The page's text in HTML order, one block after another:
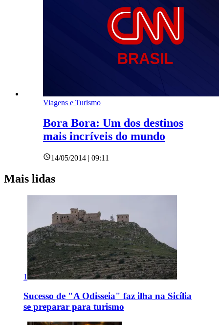
Viagens e Turismo
Bora Bora: Um dos destinos
mais incríveis do mundo
14/05/2014 | 09:11
Mais lidas
1
Sucesso de "A Odisseia" faz ilha na Sicília
se preparar para turismo